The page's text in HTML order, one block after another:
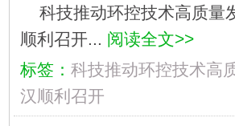
科技推动环控技术高质量
顺利召开... 阅读全文>>
标签： 科技推动环控技术高
汉顺利召开